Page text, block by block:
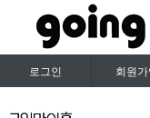
로그인 회원